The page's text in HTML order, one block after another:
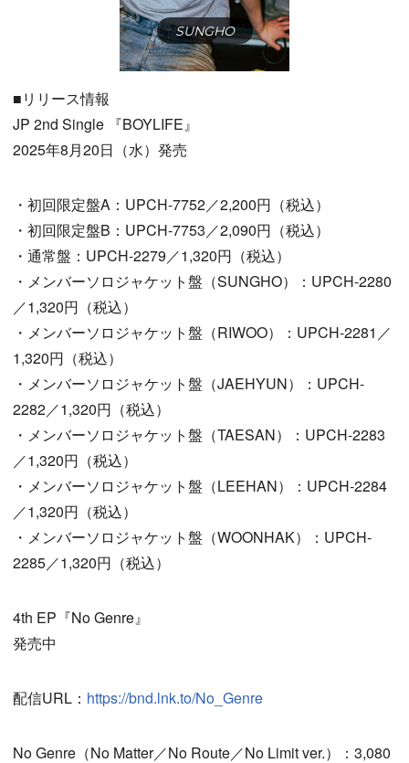
SUNGHO
■リリース情報
JP 2nd Single 『BOYLIFE』
2025年8月20日（水）発売
・初回限定盤A：UPCH-7752／2,200円（税込）
・初回限定盤B：UPCH-7753／2,090円（税込）
・通常盤：UPCH-2279／1,320円（税込）
・メンバーソロジャケット盤（SUNGHO）：UPCH-2280
／1,320円（税込）
・メンバーソロジャケット盤（RIWOO）：UPCH-2281／
1,320円（税込）
・メンバーソロジャケット盤（JAEHYUN）：UPCH-
2282／1,320円（税込）
・メンバーソロジャケット盤（TAESAN）：UPCH-2283
／1,320円（税込）
・メンバーソロジャケット盤（LEEHAN）：UPCH-2284
／1,320円（税込）
・メンバーソロジャケット盤（WOONHAK）：UPCH-
2285／1,320円（税込）
4th EP『No Genre』
発売中
配信URL： https://bnd.lnk.to/No_Genre
No Genre（No Matter／No Route／No Limit ver.）：3,080